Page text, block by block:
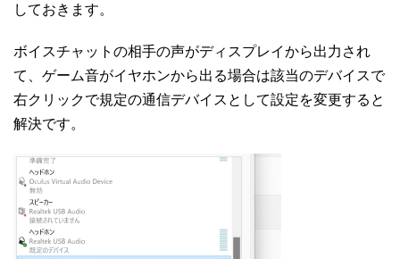
しておきます。
ボイスチャットの相手の声がディスプレイから出力され
て、ゲーム音がイヤホンから出る場合は該当のデバイスで
右クリックで規定の通信デバイスとして設定を変更すると
解決です。